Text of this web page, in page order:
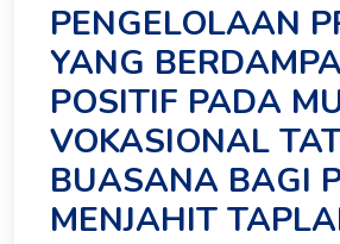
PENGELOLAAN
YANG
POSITIF PADA
VOKASIONAL
BUASANA BAGI
MENJAHIT